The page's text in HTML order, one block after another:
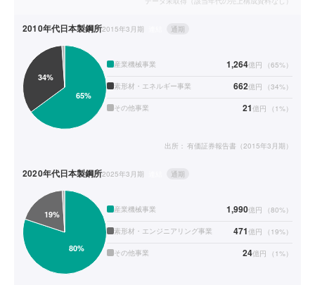
2010年代日本製鋼所2015年3月期 通期
産業機械事業 1,264億円 （65%）
素形材・エネルギー事業 662億円 （34%）
その他事業 21億円 （ 1%）
出所： 有価証券報告書（2015年3月期）
2020年代日本製鋼所2025年3月期 通期
産業機械事業 1,990億円 （80%）
素形材・エンジニアリング事業 471億円 （ 19%）
その他事業 24億円 （ 1%）